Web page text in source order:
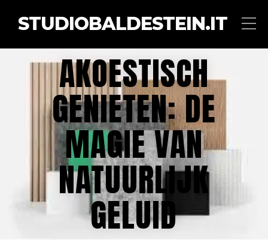
STUDIOBALDESTEIN.IT
AKOESTISCH
GENIETEN: DE
MAGIE VAN
NATUURLIJK
GELUID